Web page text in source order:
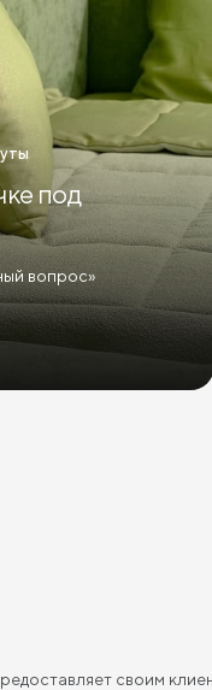
под
вопрос»
своим